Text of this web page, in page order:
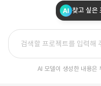
찾고 싶은
AI 모델이 생성한 내용은